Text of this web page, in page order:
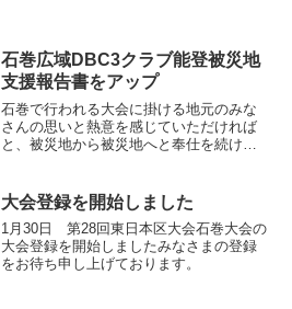
石巻広域DBC3クラブ能登被災地
支援報告書をアップ
石巻で行われる大会に掛ける地元のみな
さんの思いと熱意を感じていただければ
と、被災地から被災地へと奉仕を続けら
載しました。2025年12月能登支援報告ダ
ウンロード
大会登録を開始しました
1月30日 第28回東日本区大会石巻大会の
大会登録を開始しましたみなさまの登録
をお待ち申し上げております。